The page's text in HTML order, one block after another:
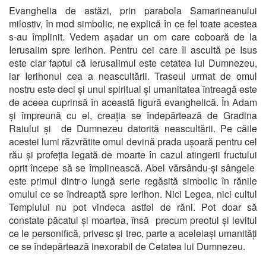
Evanghelia de astăzi, prin parabola Samarineanului
milostiv, în mod simbolic, ne explică în ce fel toate acestea
s-au împlinit. Vedem așadar un om care coboară de la
Ierusalim spre Ierihon. Pentru cei care îl ascultă pe Isus
este clar faptul că Ierusalimul este cetatea lui Dumnezeu,
iar Ierihonul cea a neascultării. Traseul urmat de omul
nostru este deci și unul spiritual și umanitatea întreagă este
de aceea cuprinsă în această figură evanghelică. În Adam
și împreună cu el, creația se îndepărtează de Gradina
Raiului și de Dumnezeu datorită neascultării. Pe căile
acestei lumi răzvrătite omul devină prada ușoară pentru cel
rău și profeția legată de moarte în cazul atingerii fructului
oprit începe să se împlinească. Abel vărsându-și sângele
este primul dintr-o lungă serie regăsită simbolic în rănile
omului ce se îndreaptă spre Ierihon. Nici Legea, nici cultul
Templului nu pot vindeca astfel de răni. Pot doar să
constate păcatul și moartea, însă precum preotul și levitul
ce le personifică, privesc și trec, parte a aceleiași umanități
ce se îndepărtează inexorabil de Cetatea lui Dumnezeu.